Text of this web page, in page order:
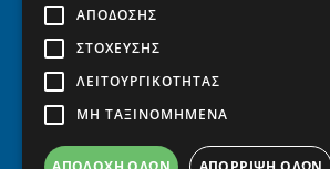
Το οικογενειακό, αειφόρο, σύγχρονο,
σχολείο, με το βλέμμα στο μέλλον
ΑΠΌΔΟΣΗΣ
ΣΤΌΧΕΥΣΗΣ
ΛΕΙΤΟΥΡΓΙΚΌΤΗΤΑΣ
ΜΗ ΤΑΞΙΝΟΜΗΜΈΝΑ